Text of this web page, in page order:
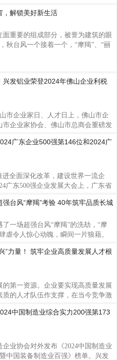
以“客户为本、品质为纲、创新引
核心价值观在国际市场上
铝业一直深耕布局海外市场，拥抱
兴发铝业展位号：B区12.1C29-
位新老客户、海内外客商莅临参
维，共襄贸易盛举。兴发铝业作为集
挤压产业链，产品远销全球多个国
，解锁美好新生活
面重要的组成部分，被誉为建筑的眼
秋台风一个接着一个，“摩羯”、“丽
材是门窗的根基坚固耐用，让生活更
与其材质息息相关。优质的门窗型材
、强度和耐腐蚀性，能够在恶劣天气
们的家园提供坚固的防护。兴发系
铝型材，强度更高、耐腐蚀性更强，
兴发铝业荣登2024年佛山企业利税
市企业家日、人才日上，佛山市企
市企业家协会、佛山市总商会重磅发
TOP30、国际化TOP30三个名单正
荣登2024年佛山企业利税TOP30第
第21位、国际化TOP30第9
1984年创立于佛山的铝挤压行业知
，始终秉持“勤奋进取、开拓创新、
内外市场，在复杂的经济形势下依旧
长，守法经营、依法纳税，展示了良
广东企业500强第146位和2024广
进全面深化改革，建设世界一流企
广东500强企业发展大会上，广东省
榜。兴发铝业在2024广东企业500强
、2024广东制造业企业100强榜单荣
展现了兴发铝业的强劲实力。据了
强及行业百强榜由广东省企业联合
导下，在有关部门、企联组织、行业
，参照国际通行做法，本次以2023
为基本标准作出排序，真实地反映广
强台风“摩羯”考验 40年筑牢品质长城
一场超强台风“摩羯”的洗劫，“摩
虐令人惊心动魄，瞬间一片狼藉。
机被吹断，海口、文昌两地直接经济
整个城市被台风蹂躏得满目苍夷，
录我国大陆地区最强的秋台风，登录
级以上。海南作为兴发铝业在全国销
个站点，在超强台风的摧残下，海南
片残局的景象中，风雨洗礼出真正过
登陆地海南使用兴发铝业产
”力量！ 筑牢企业高质量发展人才根
的第一资源。企业要实现高质量发展
质的人才队伍作支撑，在当今竞争激
经过40年的发展，培养了一支多层
队伍，为企业的高质量发展注入了
了广泛的社会赞誉和良好信誉。一直
秉持“以人为本、以诚取信、以质取
坚信“人才，是兴发之本”，注重顶层
中国制造业综合实力200强第173
企业协会对外发布《2024中国制造业
中国装备制造业百强》榜单。兴发